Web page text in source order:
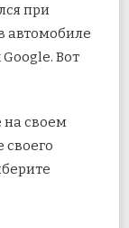
при
автомобиле
Вот
на своем